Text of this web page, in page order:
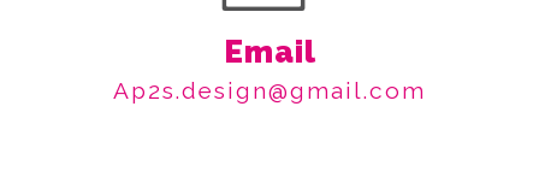
Email
ap2s.design@gmail.com